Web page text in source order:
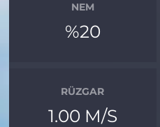
NEM
%20
RÜZGAR
1.00 M/S